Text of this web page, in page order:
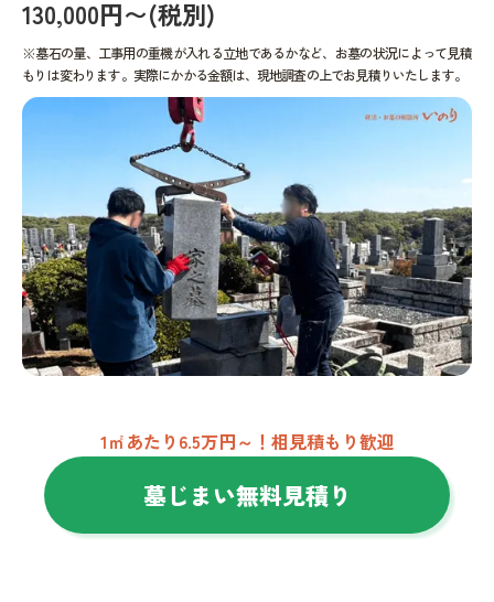
130,000円〜(税別)
※墓石の量、工事用の重機が入れる立地であるかなど、お墓の状況によって見積
もりは変わります。実際にかかる金額は、現地調査の上でお見積りいたします。
1㎡あたり6.5万円～！相見積もり歓迎
墓じまい無料見積り